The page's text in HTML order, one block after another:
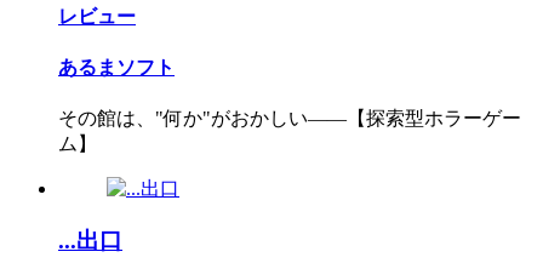
レビュー
あるまソフト
その館は、"何か"がおかしい――【探索型ホラーゲー
ム】
...出口